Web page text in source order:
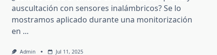
auscultación con sensores inalámbricos? Se lo
mostramos aplicado durante una monitorización
en ...
Admin Jul 11, 2025